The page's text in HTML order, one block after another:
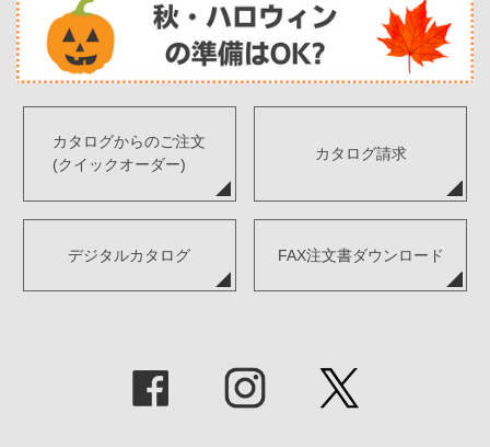
カタログからのご注文
(クイックオーダー)
カタログ請求
デジタルカタログ FAX注文書ダウンロード